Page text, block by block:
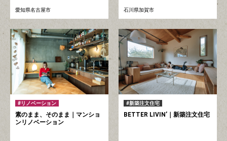
愛知県名古屋市 石川県加賀市
リノベーション
素のまま、そのまま｜マンショ
ンリノベーション
新築注文住宅
BETTER LIVIN’｜新築注文住宅